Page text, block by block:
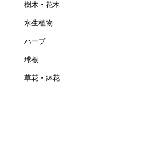
樹木・花木
水生植物
ハーブ
球根
草花・鉢花